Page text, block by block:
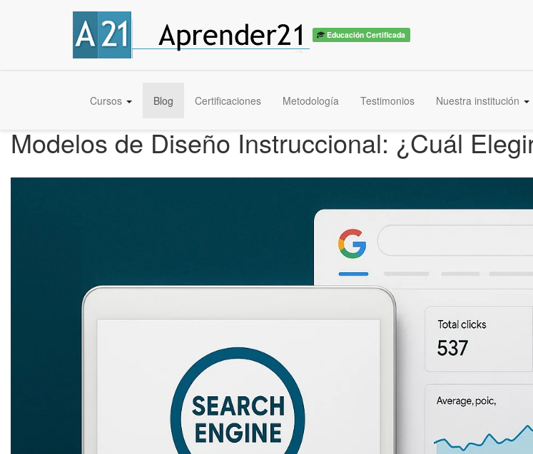
Educación Certificada
Cursos Blog Certificaciones Metodología Testimonios Nuestra institución
Modelos de Diseño Instruccional: ¿Cuál